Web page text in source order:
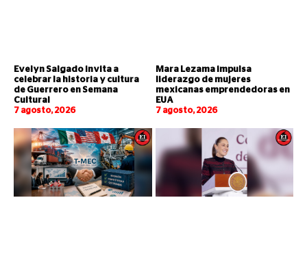
Evelyn Salgado invita a
celebrar la historia y cultura
de Guerrero en Semana
Cultural
7 agosto, 2026
Mara Lezama impulsa
liderazgo de mujeres
mexicanas emprendedoras en
EUA
7 agosto, 2026